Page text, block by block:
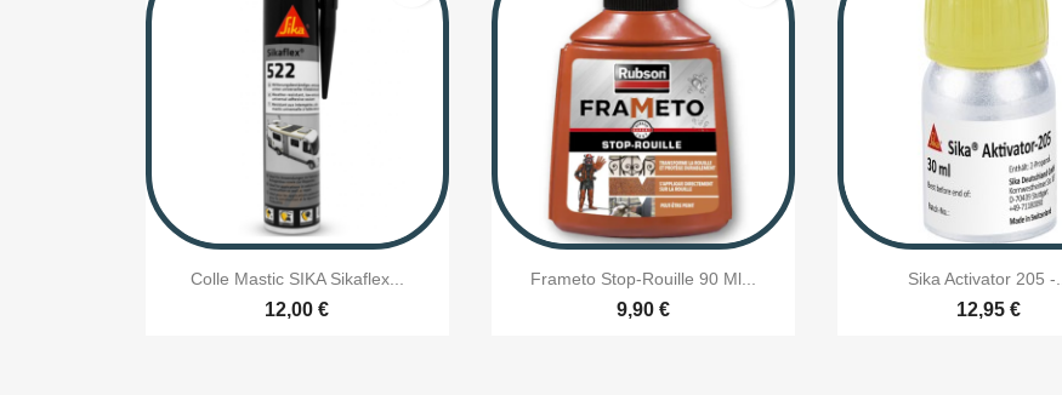
Aperçu rapide
Colle Mastic SIKA Sikaflex...
12,00 €
Aperçu rapide
Frameto Stop-Rouille 90 Ml...
9,90 €
Aperçu rapide
Sika Activator 205 -...
12,95 €